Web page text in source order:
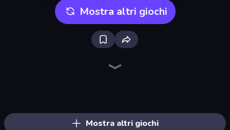
Mostra altri giochi
Spooky Tripeaks
Nébula Tarot Cat
Mostra altri giochi